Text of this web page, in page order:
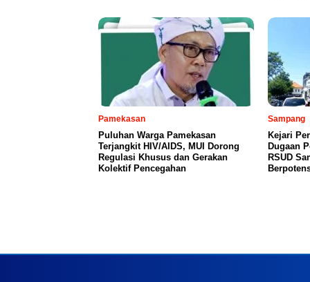
Pamekasan
Puluhan Warga Pamekasan
Terjangkit HIV/AIDS, MUI Dorong
Regulasi Khusus dan Gerakan
Kolektif Pencegahan
Sampang
Kejari
Dugaan
RSUD